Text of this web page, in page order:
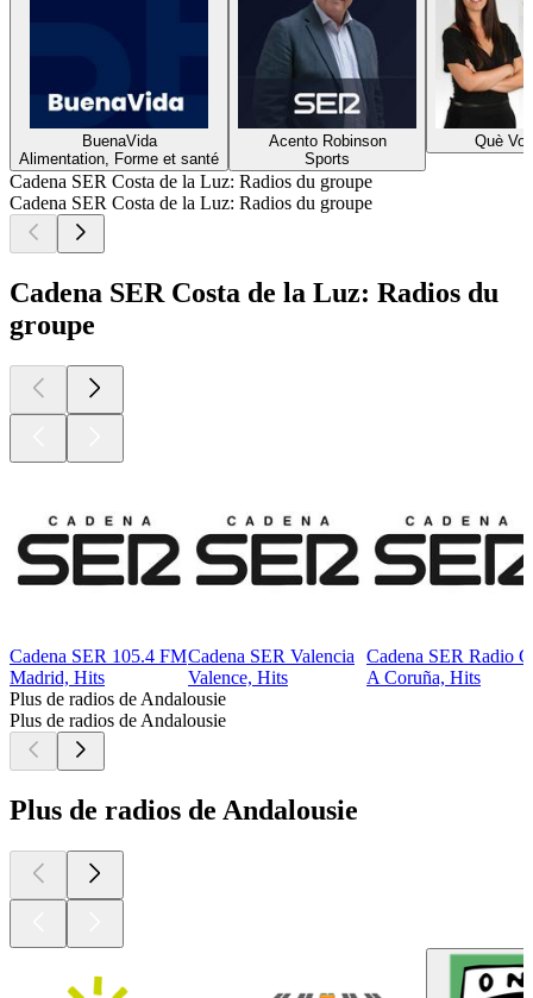
BuenaVida
Alimentation, Forme et santé
Acento Robinson
Sports
Què
Cadena SER Costa de la Luz: Radios du groupe
Cadena SER Costa de la Luz: Radios du groupe
Cadena SER Costa de la Luz: Radios du
groupe
Cadena SER 105.4 FM
Madrid, Hits
Cadena SER Valencia
Valence, Hits
Cadena SER Radio
A Coruña, Hits
Plus de radios de Andalousie
Plus de radios de Andalousie
Plus de radios de Andalousie